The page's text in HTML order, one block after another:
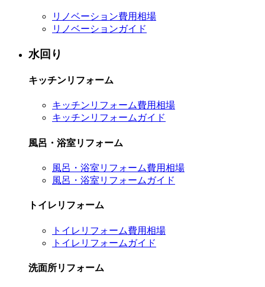
リノベーション費用相場
リノベーションガイド
水回り
キッチンリフォーム
キッチンリフォーム費用相場
キッチンリフォームガイド
風呂・浴室リフォーム
風呂・浴室リフォーム費用相場
風呂・浴室リフォームガイド
トイレリフォーム
トイレリフォーム費用相場
トイレリフォームガイド
洗面所リフォーム